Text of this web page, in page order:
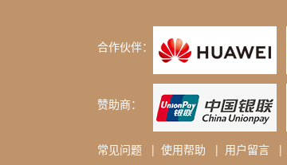
合作伙伴：
赞助商：
常见问题 | 使用帮助 | 用户留言 |